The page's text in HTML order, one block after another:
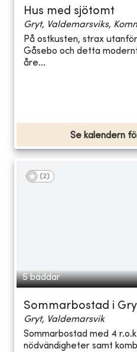
Hus med sjötomt
Gryt, Valdemarsviks,
På ostkusten, strax
Gåsebo och detta
åre...
Se kalendern
(2)
5 bäddar
Sommarbostad i
Gryt, Valdemarsvik
Sommarbostad med 4
nödvändigheter samt